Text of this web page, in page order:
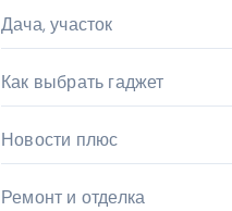
Дача, участок
Как выбрать гаджет
Новости плюс
Ремонт и отделка